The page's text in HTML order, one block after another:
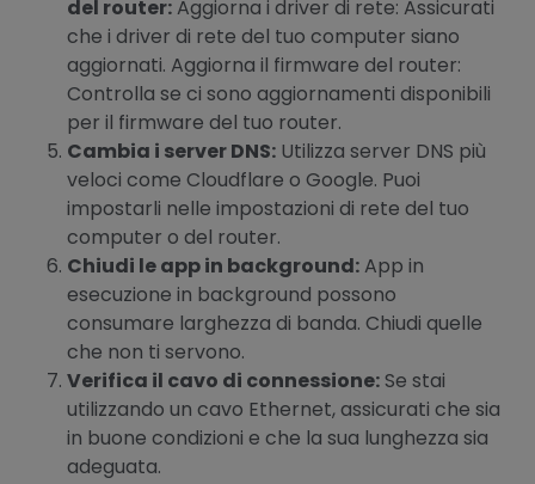
del router:Aggiorna i driver di rete: Assicurati
che i driver di rete del tuo computer siano
aggiornati. Aggiorna il firmware del router:
Controlla se ci sono aggiornamenti disponibili
per il firmware del tuo router.
Cambia i server DNS: Utilizza server DNS più
veloci come Cloudflare o Google. Puoi
impostarli nelle impostazioni di rete del tuo
computer o del router.
Chiudi le app in background:App in
esecuzione in background possono
consumare larghezza di banda. Chiudi quelle
che non ti servono.
Verifica il cavo di connessione: Se stai
utilizzando un cavo Ethernet, assicurati che sia
in buone condizioni e che la sua lunghezza sia
adeguata.